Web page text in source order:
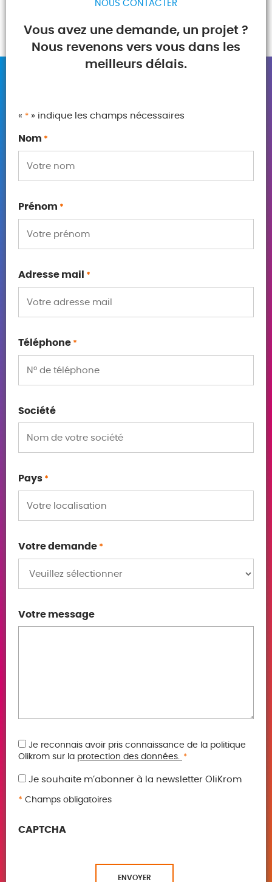
NOUS CONTACTER
Vous avez une demande, un projet ?
Nous revenons vers vous dans les
meilleurs délais.
« * » indique les champs nécessaires
Nom *
Prénom *
Adresse mail *
Téléphone *
Société
Pays *
Votre demande *
Votre message
RGPD
*
Je reconnais avoir pris connaissance de la politique
Olikrom sur la protection des données. *
Je souhaite m’abonner à la newsletter OliKrom
* Champs obligatoires
CAPTCHA
ENVOYER